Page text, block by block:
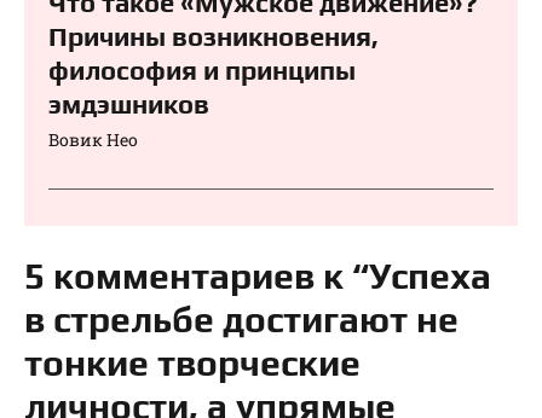
Причины возникновения,
философия и принципы
эмдэшников
Вовик Нео
5 комментариев к “Успеха
в стрельбе достигают не
тонкие творческие
личности, а упрямые